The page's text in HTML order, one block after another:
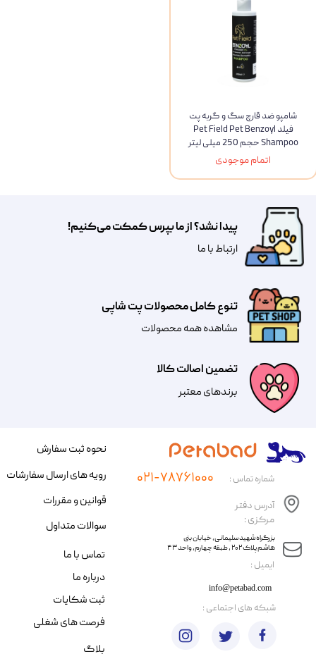
شامپو ضد قارچ سگ و گربه پت
فیلد Pet Field Pet Benzoyl
Shampoo حجم 250 میلی لیتر
اتمام موجودی
تضمین اصالت کالا
​​برندهای معتبر​​​​​​​
تنوع کامل محصولات پت شاپی
مشاهده همه محصولات
پیدا نشد؟ از ما بپرس کمکت می‌کنیم!
​​​ارتباط با ما
​ایمیل :
آدرس دفتر
مرکزی :
info@petabad.com
​​بزرگراه شهید سلیمانی، خیابان بنی
هاشم پلاک ۲۰۲ ، طبقه چهارم، واحد ۴۳
شماره تماس : ۰۲۱-۷۸۷۶۱۰۰۰
نحوه ثبت سفارش
رویه های ارسال سفارشات
قوانین و مقررات
سوالات متداول
تماس با ما
درباره ما
ثبت شکایات
فرصت های شغلی
​شبکه های اجتماعی :
بلاگ